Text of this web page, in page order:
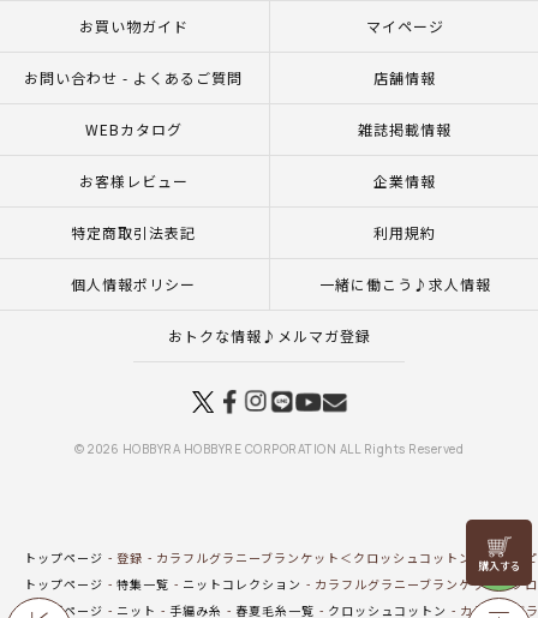
リリヤン
フェア
お買い物ガイド マイページ
お問い合わせ - よくあるご質問 店舗情報
WEBカタログ 雑誌掲載情報
お客様レビュー 企業情報
特定商取引法表記 利用規約
個人情報ポリシー 一緒に働こう♪求人情報
おトクな情報♪メルマガ登録
© 2026 HOBBYRA HOBBYRE CORPORATION ALL Rights Reserved
トップページ 登録
カラフルグラニーブランケット＜クロッシュコットン＞（レシ
トップページ
特集一覧 ニットコレクション
カラフルグラニーブランケット＜ク
トップページ
ニット 手編み糸 春夏毛糸一覧 クロッシュコットン カラフルグ